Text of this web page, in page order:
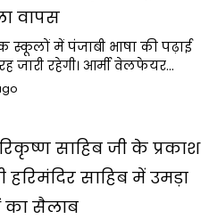
वापस
स्कूलों में पंजाबी भाषा की पढ़ाई
जारी रहेगी। आर्मी वेलफेयर…
साहिब जी के प्रकाश
हरिमंदिर साहिब में उमड़ा
का सैलाब